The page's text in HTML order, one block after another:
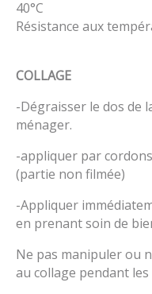
40°C
Résistance aux
COLLAGE
-Dégraisser le dos de
ménager.
-appliquer par
(partie non filmée)
-Appliquer
en prenant soin de
Ne pas manipuler ou
au collage pendant